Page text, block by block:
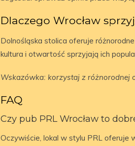
Dlaczego Wrocław
Dolnośląska stolica oferuje
kultura i otwartość sprzyjają ich
Wskazówka: korzystaj z różnorodnej
FAQ
Czy pub PRL Wrocław to
Oczywiście, lokal w stylu PRL oferuje